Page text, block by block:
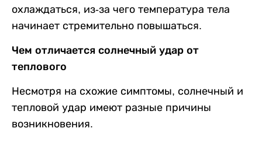
охлаждаться, из-за чего температура тела
начинает стремительно повышаться.
Чем отличается солнечный удар от
теплового
Несмотря на схожие симптомы, солнечный и
тепловой удар имеют разные причины
возникновения.